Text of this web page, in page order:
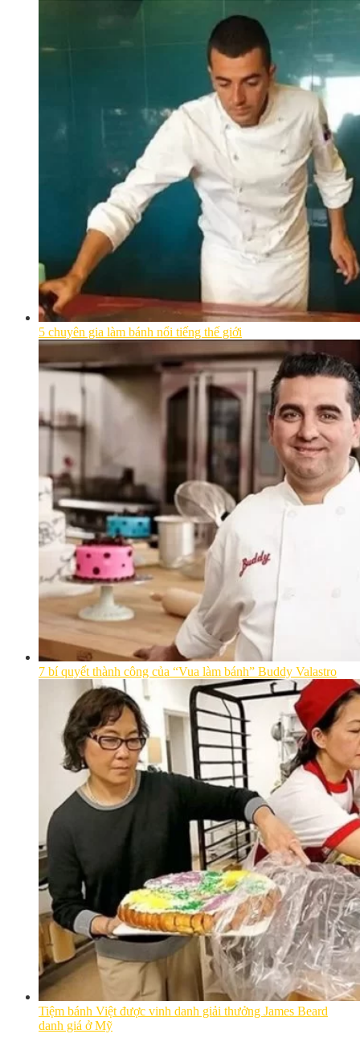
5 chuyên gia làm bánh nổi tiếng thế giới
7 bí quyết thành công của “Vua làm bánh” Buddy Valastro
Tiệm bánh Việt được vinh danh giải thưởng James Beard
danh giá ở Mỹ